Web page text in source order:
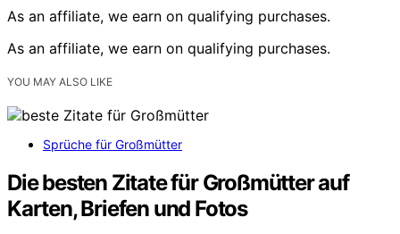
As an affiliate, we earn on qualifying purchases.
As an affiliate, we earn on qualifying purchases.
YOU MAY ALSO LIKE
Sprüche für Großmütter
Die besten Zitate für Großmütter auf
Karten, Briefen und Fotos